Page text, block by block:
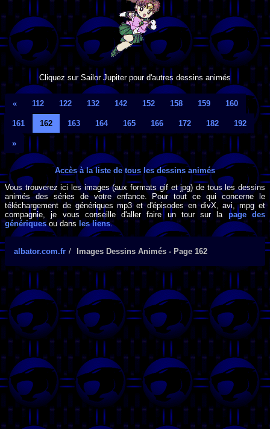
Cliquez sur Sailor Jupiter pour d'autres dessins animés
« 112 122 132 142 152 158 159 160
161 162 163 164 165 166 172 182 192
»
Accès à la liste de tous les dessins animés
Vous trouverez ici les images (aux formats gif et jpg) de tous les dessins
animés des séries de votre enfance. Pour tout ce qui concerne le
téléchargement de génériques mp3 et d'épisodes en divX, avi, mpg et
compagnie, je vous conseille d'aller faire un tour sur la page des
génériquesou dans les liens.
albator.com.fr Images Dessins Animés - Page 162